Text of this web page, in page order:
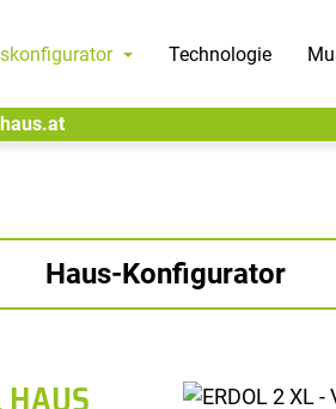
Technologie
Haus-Konfigurator